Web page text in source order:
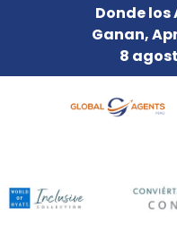
Donde los
Ganan,
8